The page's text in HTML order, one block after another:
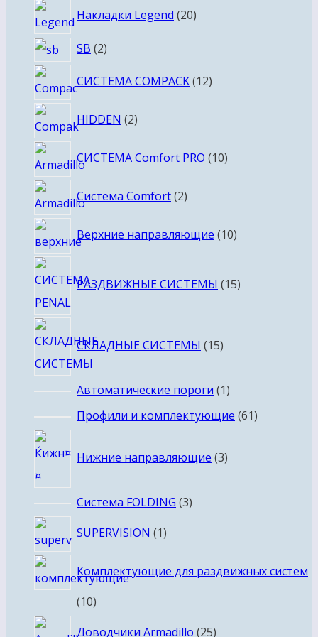
Накладки Legend 2020
SB 22
СИСТЕМА COMPACK 1212
HIDDEN 22
СИСТЕМА Comfort PRO 1010
Система Comfort 22
Верхние направляющие 1010
РАЗДВИЖНЫЕ СИСТЕМЫ 15товаров
СКЛАДНЫЕ СИСТЕМЫ 15товаров
Автоматические пороги 11
товар
Профили и комплектующие 6161
Нижние направляющие 3товара
Система FOLDING 33
SUPERVISION 11
Комплектующие для раздвижных систем
1010
Доводчики Armadillo 2525